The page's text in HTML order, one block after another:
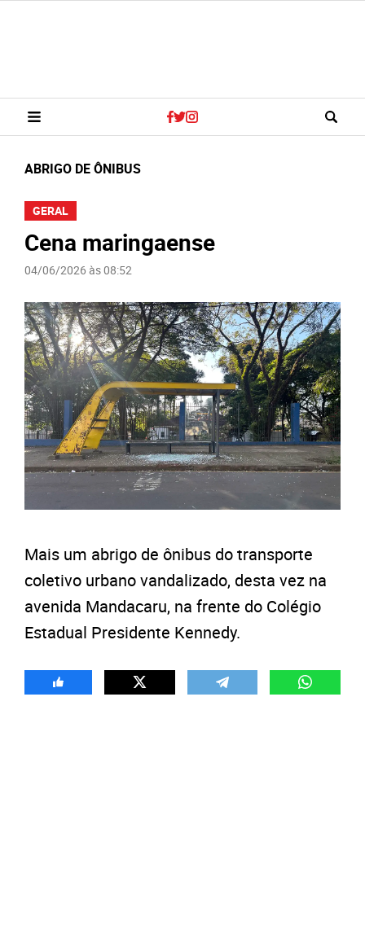
ABRIGO DE ÔNIBUS
GERAL
Cena maringaense
04/06/2026 às 08:52
Mais um abrigo de ônibus do transporte
coletivo urbano vandalizado, desta vez na
avenida Mandacaru, na frente do Colégio
Estadual Presidente Kennedy.